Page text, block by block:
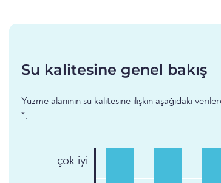
Su kalitesine genel bakış
Yüzme alanının su kalitesine ilişkin aşağıdaki
*.
çok iyi